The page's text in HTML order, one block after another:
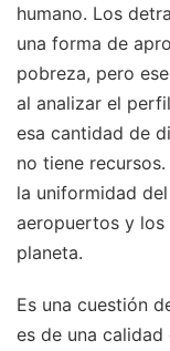
humano. Los
una forma de
pobreza, pero
al analizar el
esa cantidad de
no tiene
la uniformidad
aeropuertos y
planeta.
Es una cuestión
es de una